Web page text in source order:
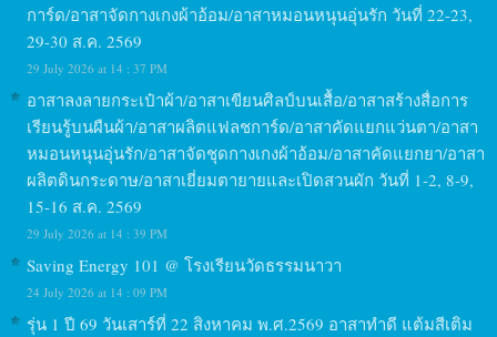
การ์ด/อาสาจัดกางเกงผ้าอ้อม/อาสาหมอนหนุนอุ่นรัก วันที่ 22-23,
29-30 ส.ค. 2569
29 July 2026 at 14 : 37 PM
อาสาลงลายกระเป๋าผ้า/อาสาเขียนศิลป์บนเสื้อ/อาสาสร้างสื่อการ
เรียนรู้บนผืนผ้า/อาสาผลิตแฟลชการ์ด/อาสาคัดแยกแว่นตา/อาสา
หมอนหนุนอุ่นรัก/อาสาจัดชุดกางเกงผ้าอ้อม/อาสาคัดแยกยา/อาสา
ผลิตดินกระดาษ/อาสาเยี่ยมตายายและเปิดสวนผัก วันที่ 1-2, 8-9,
15-16 ส.ค. 2569
29 July 2026 at 14 : 39 PM
Saving Energy 101 @ โรงเรียนวัดธรรมนาวา
24 July 2026 at 14 : 09 PM
รุ่น 1 ปี 69 วันเสาร์ที่ 22 สิงหาคม พ.ศ.2569 อาสาทำดี แต้มสีเติม